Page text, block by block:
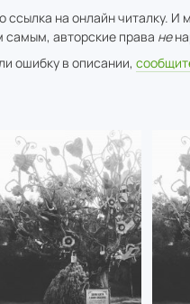
на онлайн читалку.
самым, авторские права не
ошибку в описании,